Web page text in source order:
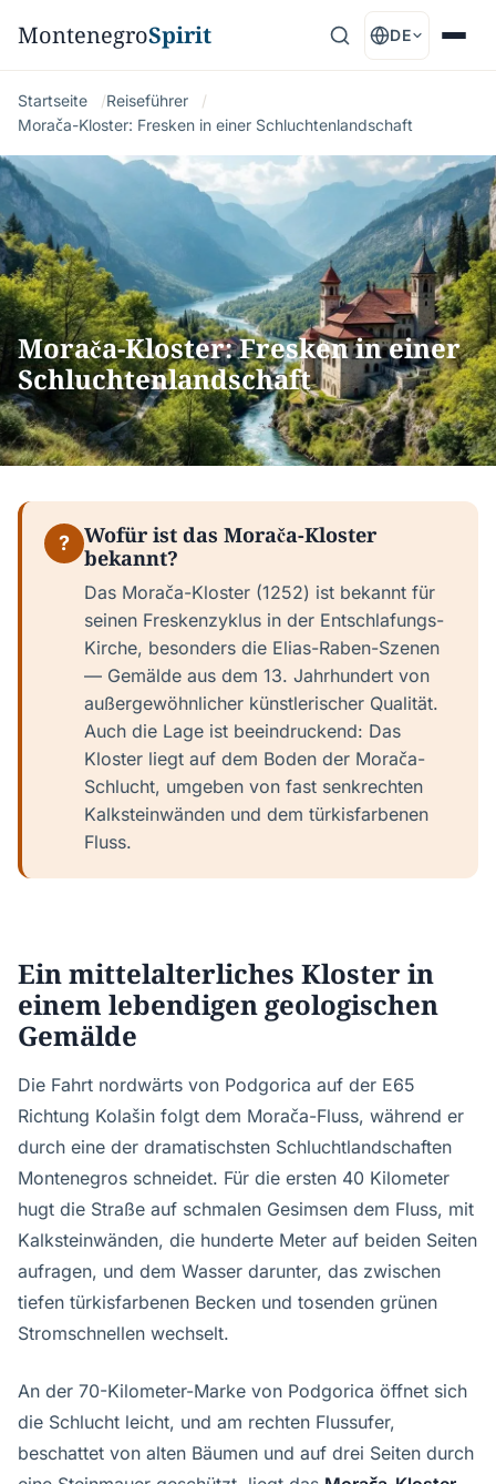
MontenegroSpirit DE
Startseite
Reiseführer
Morača-Kloster: Fresken in einer Schluchtenlandschaft
Morača-Kloster: Fresken in einer
Schluchtenlandschaft
?
Wofür ist das Morača-Kloster
bekannt?
Das Morača-Kloster (1252) ist bekannt für
seinen Freskenzyklus in der Entschlafungs-
Kirche, besonders die Elias-Raben-Szenen
— Gemälde aus dem 13. Jahrhundert von
außergewöhnlicher künstlerischer Qualität.
Auch die Lage ist beeindruckend: Das
Kloster liegt auf dem Boden der Morača-
Schlucht, umgeben von fast senkrechten
Kalksteinwänden und dem türkisfarbenen
Fluss.
Ein mittelalterliches Kloster in
einem lebendigen geologischen
Gemälde
Die Fahrt nordwärts von Podgorica auf der E65
Richtung Kolašin folgt dem Morača-Fluss, während er
durch eine der dramatischsten Schluchtlandschaften
Montenegros schneidet. Für die ersten 40 Kilometer
hugt die Straße auf schmalen Gesimsen dem Fluss, mit
Kalksteinwänden, die hunderte Meter auf beiden Seiten
aufragen, und dem Wasser darunter, das zwischen
tiefen türkisfarbenen Becken und tosenden grünen
Stromschnellen wechselt.
An der 70-Kilometer-Marke von Podgorica öffnet sich
die Schlucht leicht, und am rechten Flussufer,
beschattet von alten Bäumen und auf drei Seiten durch